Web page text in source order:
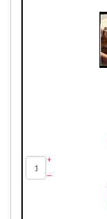
+
–